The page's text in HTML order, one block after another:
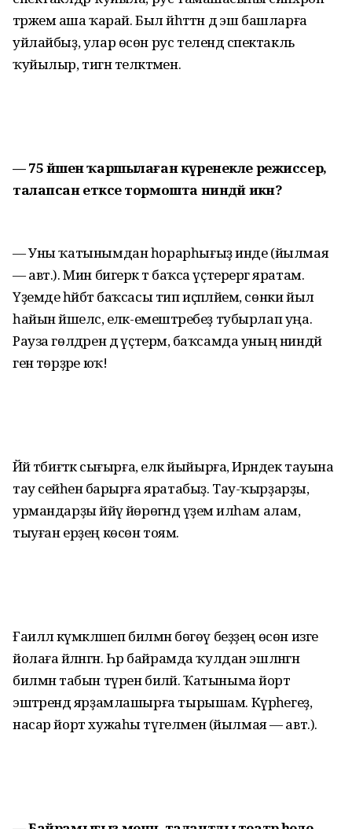
тәржемә аша ҡарай. Был йәһәттән дә эш башларға
уйлай­быҙ, улар өсөн рус телендә спектакль
ҡуйылыр, тигән теләктәмен.
— 75 йәшен ҡаршылаған күренекле режиссер,
талапсан етәксе тормошта ниндәй икән?
— Уны ҡатынымдан һорарһы­ғыҙ инде (йылмая
— авт.). Мин бигерәк тә баҡса үҫтерергә яратам.
Үҙемде һәйбәт баҡсасы тип иҫәпләйем, сөнки йыл
һайын йәшелсә, еләк-емештәребеҙ тубырлап уңа.
Рауза гөлдәрен дә үҫтерәм, баҡсамда уның ниндәй
генә төрҙәре юҡ!
Йәй тәбиғәткә сығырға, еләк йыйырға, Ирәндек тауына
тау сейәһенә барырға яратабыҙ. Тау-ҡырҙарҙы,
урмандарҙы йәйәү йөрөгәндә үҙемә илһам алам,
тыуған ерҙең көсөн тоям.
Ғаиләлә күмәкләшеп билмән бөгөү беҙҙең өсөн изге
йолаға әйләнгән. Һәр байрамда ҡулдан эшләнгән
билмән табын түрен биләй. Ҡатыныма йорт
эштәрен­дә ярҙамлашырға тырышам. Күрәһегеҙ,
насар йорт хужаһы түгелмен (йылмая — авт.).